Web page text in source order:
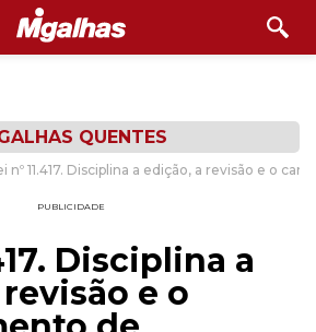
QUENTES
nº 11.417. Disciplina a edição, a revisão e o
PUBLICIDADE
Disciplina a
e o